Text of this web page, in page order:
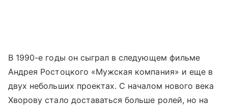
В 1990-е годы он сыграл в следующем фильме
Андрея Ростоцкого «Мужская компания» и еще в
двух небольших проектах. С началом нового века
Хворову стало доставаться больше ролей, но на